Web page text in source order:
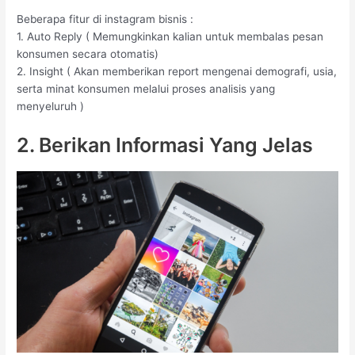
Beberapa fitur di instagram bisnis :
1. Auto Reply ( Memungkinkan kalian untuk membalas pesan
konsumen secara otomatis)
2. Insight ( Akan memberikan report mengenai demografi, usia,
serta minat konsumen melalui proses analisis yang
menyeluruh )
2. Berikan Informasi Yang Jelas